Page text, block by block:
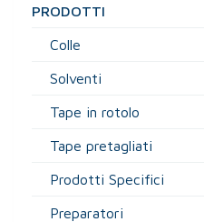
PRODOTTI
Colle
Solventi
Tape in rotolo
Tape pretagliati
Prodotti Specifici
Preparatori